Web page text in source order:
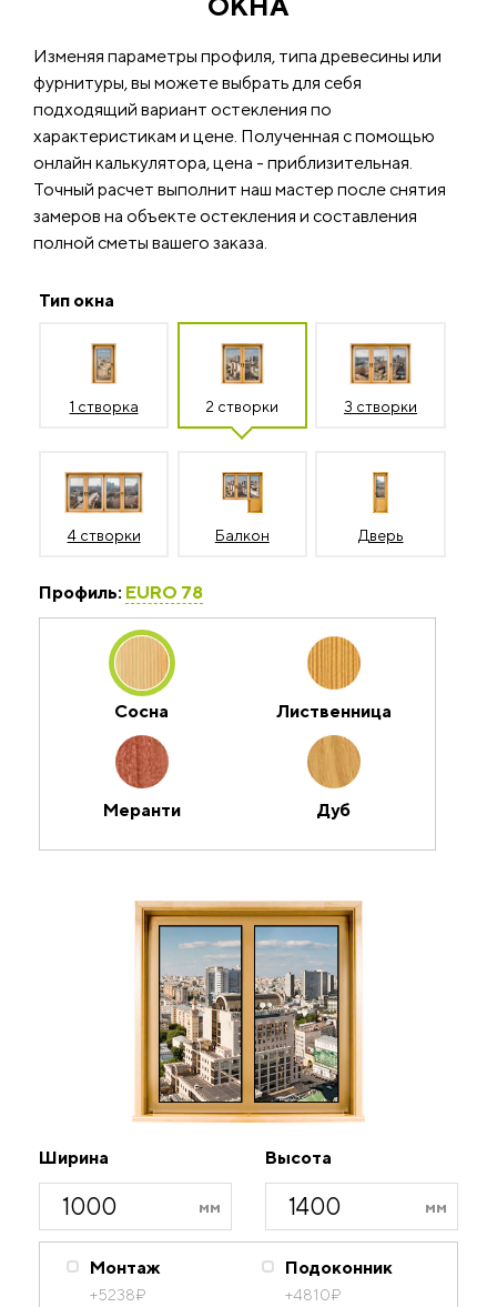
Изменяя параметры профиля, типа древесины или
фурнитуры, вы можете выбрать для себя
подходящий вариант остекления по
характеристикам и цене. Полученная с помощью
онлайн калькулятора, цена - приблизительная.
Точный расчет выполнит наш мастер после снятия
замеров на объекте остекления и составления
полной сметы вашего заказа.
Тип окна
1 створка 2 створки 3 створки
4 створки Балкон Дверь
Профиль: EURO 78
Сосна Лиственница
Меранти Дуб
Ширина Высота
Монтаж
+5238₽
Подоконник
+4810₽